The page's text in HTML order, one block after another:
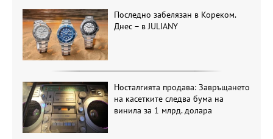
Последно забелязан в Кореком.
Днес – в JULIANY
Носталгията продава: Завръщането
на касетките следва бума на
винила за 1 млрд. долара